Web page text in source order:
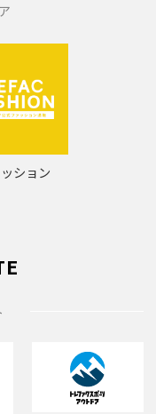
ション